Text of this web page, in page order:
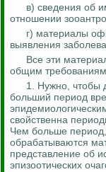
в) сведения об
отношении
г) материалы
выявления
Все эти
общим
1. Нужно, чтобы
больший период
свойственна
Чем больше
обрабатываются
представление об
эпизоотических